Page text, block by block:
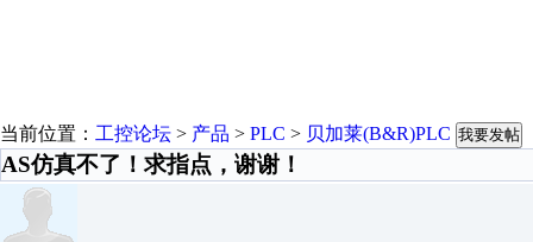
当前位置： 工控论坛 > 产品 > PLC > 贝加莱(B&R)PLC 我要发帖
AS仿真不了！求指点，谢谢！